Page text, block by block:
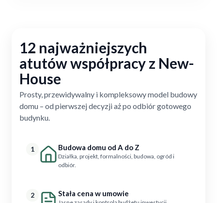
12 najważniejszych
atutów współpracy z New-
House
Prosty, przewidywalny i kompleksowy model budowy
domu – od pierwszej decyzji aż po odbiór gotowego
budynku.
1 Budowa domu od A do Z
Działka, projekt, formalności, budowa, ogród i
odbiór.
2 Stała cena w umowie